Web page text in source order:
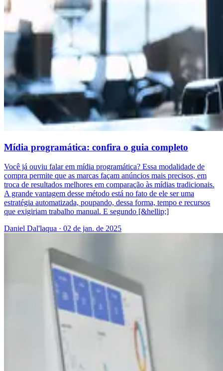
Mídia programática: confira o guia completo
Você já ouviu falar em mídia programática? Essa modalidade de
compra permite que as marcas façam anúncios mais precisos, em
troca de resultados melhores em comparação às mídias tradicionais.
A grande vantagem desse método está no fato de ele ser uma
estratégia automatizada, poupando, dessa forma, tempo e recursos
que exigiriam trabalho manual. E segundo [&hellip;]
Daniel Dal'laqua · 02 de jan. de 2025